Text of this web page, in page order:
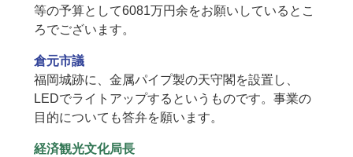
等の予算として6081万円余をお願いしているとこ
ろでございます。
倉元市議
福岡城跡に、金属パイプ製の天守閣を設置し、
LEDでライトアップするというものです。事業の
目的についても答弁を願います。
経済観光文化局長